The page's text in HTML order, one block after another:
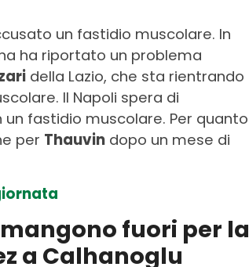
un fastidio muscolare. In
ha riportato un problema
della Lazio, che sta rientrando
Il Napoli spera di
un fastidio muscolare. Per quanto
per Thauvin dopo un mese di
fuori per la
a Calhanoglu